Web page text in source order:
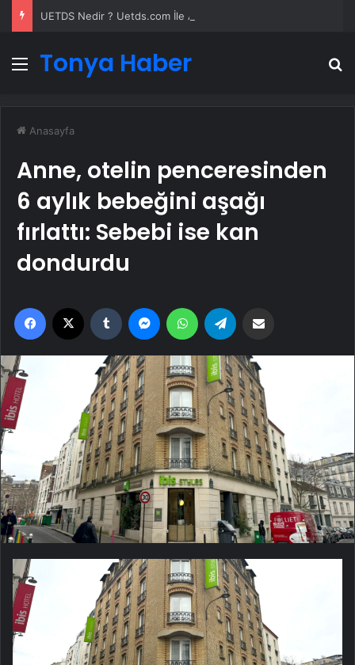
Menü
Tonya Haber
Anasayfa
Anne, otelin penceresinden
6 aylık bebeğini aşağı
fırlattı: Sebebi ise kan
dondurdu
Facebook Tumblr MessengerWhatsApp